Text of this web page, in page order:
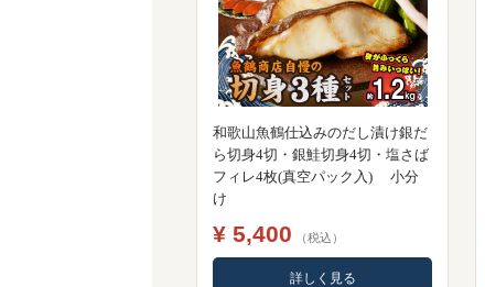
和歌山魚鶴仕込みのだし漬け銀だ
ら切身4切・銀鮭切身4切・塩さば
フィレ4枚(真空パック入) 小分
け
¥ 5,400 （税込）
詳しく見る